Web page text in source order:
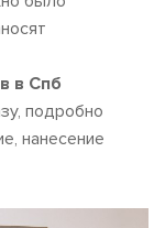
в Спб
подробно
нанесение